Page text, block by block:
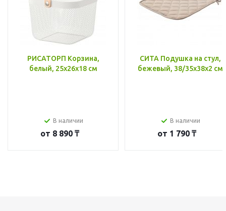
РИСАТОРП Корзина,
белый, 25x26x18 см
В наличии
от 8 890 ₸
СИТА Подушка на стул,
бежевый, 38/35x38x2 см
В наличии
от 1 790 ₸